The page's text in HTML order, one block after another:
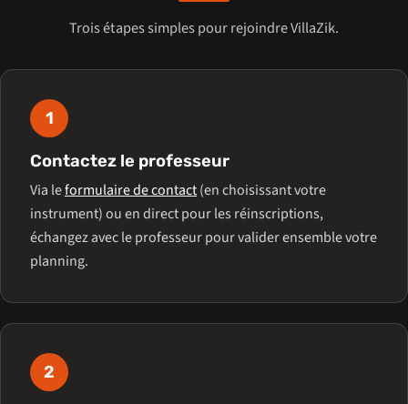
Trois étapes simples pour rejoindre VillaZik.
1
Contactez le professeur
Via leformulaire de contact(en choisissant votre
instrument) ou en direct pour les réinscriptions,
échangez avec le professeur pour valider ensemble votre
planning.
2